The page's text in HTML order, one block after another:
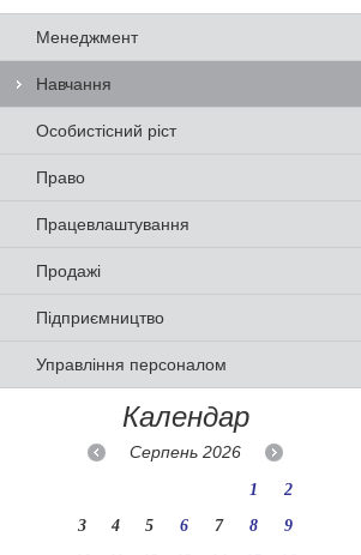
Менеджмент
Навчання
Особистісний ріст
Право
Працевлаштування
Продажі
Підприємництво
Управління персоналом
Календар
Серпень2026
1
2
3
4 5 6 7 8
9